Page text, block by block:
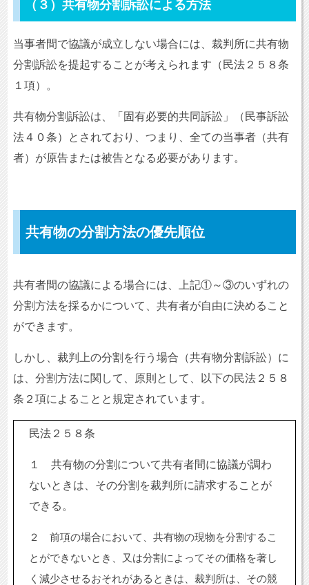
（３）共有物分割訴訟による方法
当事者間で協議が成立しない場合には、裁判所に共有物
分割訴訟を提起することが考えられます（民法２５８条
１項）。
共有物分割訴訟は、「固有必要的共同訴訟」（民事訴訟
法４０条）とされており、つまり、全ての当事者（共有
者）が原告または被告となる必要があります。
共有物の分割方法の優先順位
共有者間の協議による場合には、上記①～③のいずれの
分割方法を採るかについて、共有者が自由に決めること
ができます。
しかし、裁判上の分割を行う場合（共有物分割訴訟）に
は、分割方法に関して、原則として、以下の民法２５８
条２項によることと規定されています。
民法２５８条
１ 共有物の分割について共有者間に協議が調わ
ないときは、その分割を裁判所に請求することが
できる。
２ 前項の場合において、共有物の現物を分割するこ
とができないとき、又は分割によってその価格を著し
く減少させるおそれがあるときは、裁判所は、その競